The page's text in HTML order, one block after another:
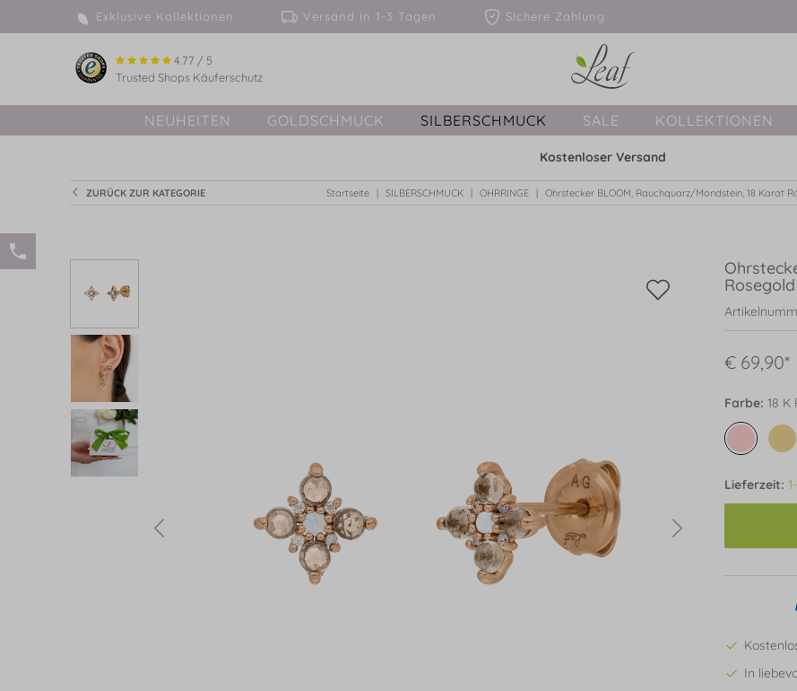
Exklusive Kollektionen Versand in 1-3 Tagen Sichere Zahlung
4.77 / 5
Trusted Shops Käuferschutz
NEUHEITEN GOLDSCHMUCK SILBERSCHMUCK SALE KOLLEKTIONEN
Kostenloser Versand
ZURÜCK ZUR KATEGORIE Startseite SILBERSCHMUCK OHRRINGE Ohrstecker BLOOM, Rauchquarz/Mondstein, 18 Karat
€ 69,90*
Farbe: 18 K
Lieferzeit:
In